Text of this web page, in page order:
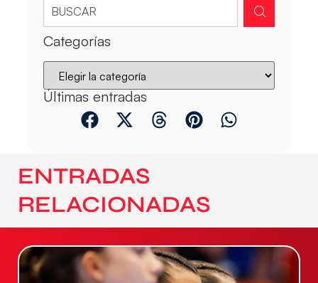
Categorías
Últimas entradas
ENTRADAS
RELACIONADAS